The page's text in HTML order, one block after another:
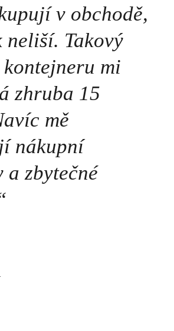
v obchodě,
neliší. Takový
mi
zhruba 15
mě
nákupní
a zbytečné